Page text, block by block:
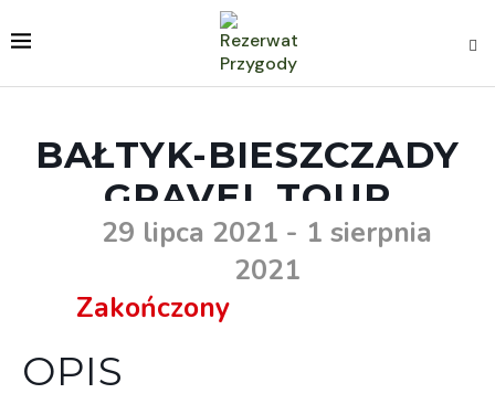
BAŁTYK-BIESZCZADY
GRAVEL TOUR
29 lipca 2021 - 1 sierpnia
2021
Zakończony
OPIS